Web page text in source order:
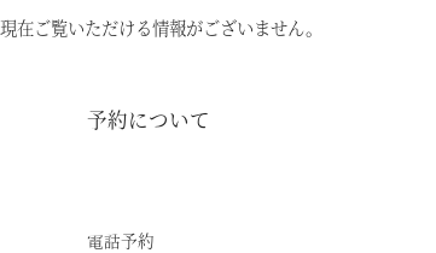
レストラン
現在ご覧いただける情報がございません。
予約について
電話予約